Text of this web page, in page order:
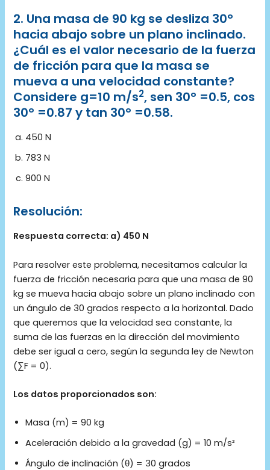
2. Una masa de 90 kg se desliza 30°
hacia abajo sobre un plano inclinado.
¿Cuál es el valor necesario de la fuerza
de fricción para que la masa se
mueva a una velocidad constante?
Considere g=10 m/s2, sen 30° =0.5, cos
30° =0.87 y tan 30° =0.58.
450 N
783 N
900 N
Resolución:
Respuesta correcta: a) 450 N
Para resolver este problema, necesitamos calcular la
fuerza de fricción necesaria para que una masa de 90
kg se mueva hacia abajo sobre un plano inclinado con
un ángulo de 30 grados respecto a la horizontal. Dado
que queremos que la velocidad sea constante, la
suma de las fuerzas en la dirección del movimiento
debe ser igual a cero, según la segunda ley de Newton
(∑F = 0).
Los datos proporcionados son:
Masa (m) = 90 kg
Aceleración debido a la gravedad (g) = 10 m/s²
Ángulo de inclinación (θ) = 30 grados